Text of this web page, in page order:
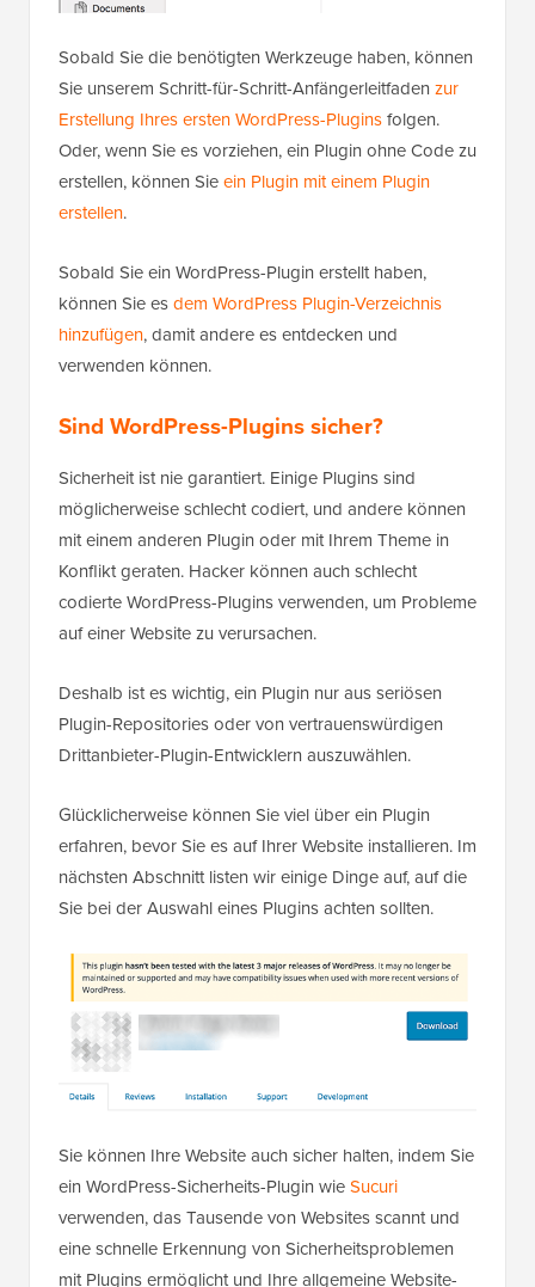
Sobald Sie die benötigten Werkzeuge haben, können
Sie unserem Schritt-für-Schritt-Anfängerleitfaden zur
Erstellung Ihres ersten WordPress-Pluginsfolgen.
Oder, wenn Sie es vorziehen, ein Plugin ohne Code zu
erstellen, können Sieein Plugin mit einem Plugin
erstellen.
Sobald Sie ein WordPress-Plugin erstellt haben,
können Sie esdem WordPress Plugin-Verzeichnis
hinzufügen, damit andere es entdecken und
verwenden können.
Sind WordPress-Plugins sicher?
Sicherheit ist nie garantiert. Einige Plugins sind
möglicherweise schlecht codiert, und andere können
mit einem anderen Plugin oder mit Ihrem Theme in
Konflikt geraten. Hacker können auch schlecht
codierte WordPress-Plugins verwenden, um Probleme
auf einer Website zu verursachen.
Deshalb ist es wichtig, ein Plugin nur aus seriösen
Plugin-Repositories oder von vertrauenswürdigen
Drittanbieter-Plugin-Entwicklern auszuwählen.
Glücklicherweise können Sie viel über ein Plugin
erfahren, bevor Sie es auf Ihrer Website installieren. Im
nächsten Abschnitt listen wir einige Dinge auf, auf die
Sie bei der Auswahl eines Plugins achten sollten.
Sie können Ihre Website auch sicher halten, indem Sie
ein WordPress-Sicherheits-Plugin wieSucuri
verwenden, das Tausende von Websites scannt und
eine schnelle Erkennung von Sicherheitsproblemen
mit Plugins ermöglicht und Ihre allgemeine Website-